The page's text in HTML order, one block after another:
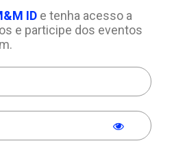
IDe tenha acesso a
e participe dos eventos